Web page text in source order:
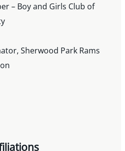
– Boy and Girls Club of
Sherwood Park Rams